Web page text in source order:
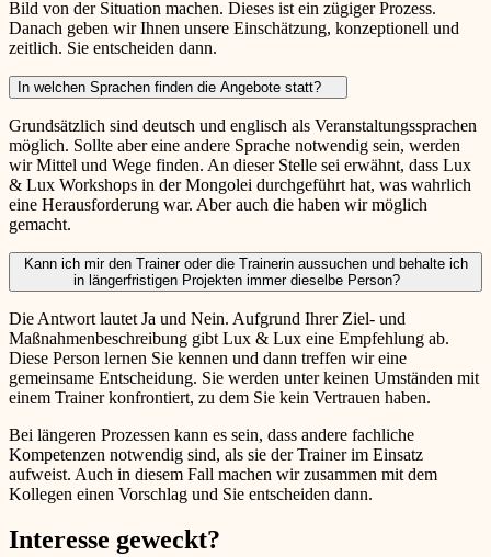
Bild von der Situation machen. Dieses ist ein zügiger Prozess.
Danach geben wir Ihnen unsere Einschätzung, konzeptionell und
zeitlich. Sie entscheiden dann.
In welchen Sprachen finden die Angebote statt?
Grundsätzlich sind deutsch und englisch als Veranstaltungssprachen
möglich. Sollte aber eine andere Sprache notwendig sein, werden
wir Mittel und Wege finden. An dieser Stelle sei erwähnt, dass Lux
& Lux Workshops in der Mongolei durchgeführt hat, was wahrlich
eine Herausforderung war. Aber auch die haben wir möglich
gemacht.
Kann ich mir den Trainer oder die Trainerin aussuchen und behalte ich
in längerfristigen Projekten immer dieselbe Person?
Die Antwort lautet Ja und Nein. Aufgrund Ihrer Ziel- und
Maßnahmenbeschreibung gibt Lux & Lux eine Empfehlung ab.
Diese Person lernen Sie kennen und dann treffen wir eine
gemeinsame Entscheidung. Sie werden unter keinen Umständen mit
einem Trainer konfrontiert, zu dem Sie kein Vertrauen haben.
Bei längeren Prozessen kann es sein, dass andere fachliche
Kompetenzen notwendig sind, als sie der Trainer im Einsatz
aufweist. Auch in diesem Fall machen wir zusammen mit dem
Kollegen einen Vorschlag und Sie entscheiden dann.
Interesse geweckt?